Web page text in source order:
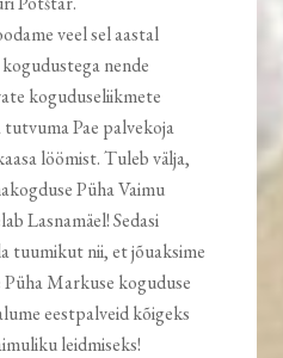
veel sel aastal
nende
koguduseliikmete
Pae palvekoja
löömist. Tuleb välja,
Püha Vaimu
Lasnamäel! Sedasi
tuumikut nii, et jõuaksime
Püha Markuse koguduse
eestpalveid kõigeks
leidmiseks!